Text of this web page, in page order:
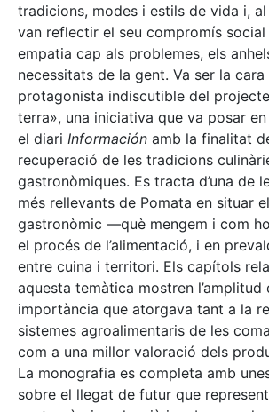
tradicions, modes i estils de vida i,
van reflectir el seu compromís
empatia cap als problemes, els
necessitats de la gent. Va ser la
protagonista indiscutible del
terra», una iniciativa que va posar
el diari Información amb la finalitat
recuperació de les tradicions
gastronòmiques. Es tracta d’una de
més rellevants de Pomata en situar
gastronòmic —què mengem i com
el procés de l’alimentació, i en
entre cuina i territori. Els capítols
aquesta temàtica mostren l’amplitud
importància que atorgava tant a la
sistemes agroalimentaris de les
com a una millor valoració dels
La monografia es completa amb
sobre el llegat de futur que